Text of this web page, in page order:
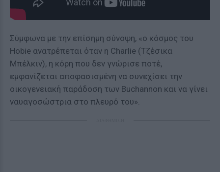
Σύμφωνα με την επίσημη σύνοψη, «ο κόσμος του
Hobie ανατρέπεται όταν η Charlie (Τζέσικα
Μπέλκιν), η κόρη που δεν γνώρισε ποτέ,
εμφανίζεται αποφασισμένη να συνεχίσει την
οικογενειακή παράδοση των Buchannon και να γίνει
ναυαγοσώστρια στο πλευρό του».